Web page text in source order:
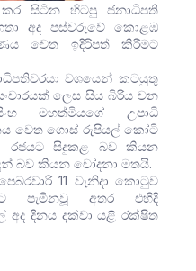
සිටින හිටපු ජනාධිපති
අද පස්වරුවේ කොළඹ
වෙත ඉදිරිපත් කිරීමට
වශයෙන් කටයුතු
ලෙස සිය බිරිය වන
මහත්මියගේ උපාධි
වෙත ගොස් රුපියල් කෝටි
රජයට සිදුකළ බව කියන
බව කියන චෝදනා මතයි.
11 වැනිදා කොටුව
පැමිනවූ අතර එහිදී
අද දිනය දක්වා යළි රක්ෂිත